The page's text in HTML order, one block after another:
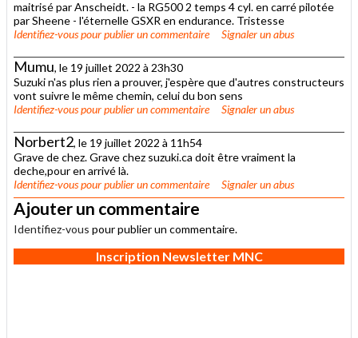
maitrisé par Anscheidt. - la RG500 2 temps 4 cyl. en carré pilotée
par Sheene - l'éternelle GSXR en endurance. Tristesse
Identifiez-vouspour publier un commentaire Signaler un abus
Mumu, le 19 juillet 2022 à 23h30
Suzuki n'as plus rien a prouver, j'espère que d'autres constructeurs
vont suivre le même chemin, celui du bon sens
Identifiez-vouspour publier un commentaire Signaler un abus
Norbert2, le 19 juillet 2022 à 11h54
Grave de chez. Grave chez suzuki.ca doit être vraiment la
deche,pour en arrivé là.
Identifiez-vouspour publier un commentaire Signaler un abus
Ajouter un commentaire
Identifiez-vous pour publier un commentaire.
Inscription Newsletter MNC